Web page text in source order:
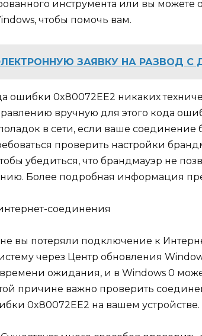
инструмента или вы можете
чтобы помочь вам.
ЗАЯВКУ НА РАЗВОД С
ошибки 0x80072EE2 никаких
вручную для этого кода
в сети, если ваше соединение
проверить настройки
убедиться, что брандмауэр не
Более подробная информация
соединения
вы потеряли подключение к
через Центр обновления
ожидания, и в Windows 0
причине важно проверить
0x80072EE2 на вашем устройстве.